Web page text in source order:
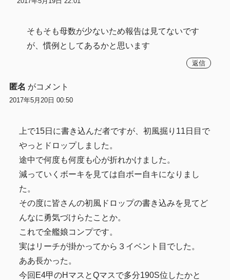
そもそも母数が少ないため報告は見てないです
が、慣例としてあるかと思います
返信
匿名 がコメント
2017年5月20日 00:50
上で15日に書き込んだ者ですが、初風掘り11日目で
やっとドロップしました。
途中で何度も何度も心が折れかけました。
減っていくボーキを見ては自ボー自キになりまし
た。
その度に皆さんの初風ドロップの書き込みを見てど
んなに勇気づけらたことか。
これで全艦娘コンプです。
実はリーチが掛かってから３イベント目でした。
ああ長かった。
今回E4甲のHマスとQマスで多分190S位したかと